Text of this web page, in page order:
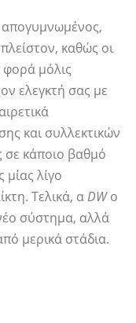
απογυμνωμένος,
καθώς οι
φορά μόλις
ελεγκτή σας με
και συλλεκτικών
σε κάποιο βαθμό
λίγο
Τελικά, αDWο
σύστημα, αλλά
μερικά στάδια.